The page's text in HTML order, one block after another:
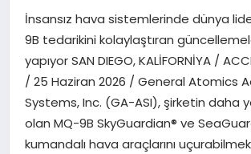
TEKNOLOJI
EKONOMI
MAGAZIN
İnsansız hava sistemlerinde dünya
9B tedarikini kolaylaştıran
yapıyor SAN DIEGO, KALİFORNİYA /
/ 25 Haziran 2026 / General Atomics
Systems, Inc. (GA-ASI), şirketin daha
olan MQ-9B SkyGuardian® ve
kumandalı hava araçlarını